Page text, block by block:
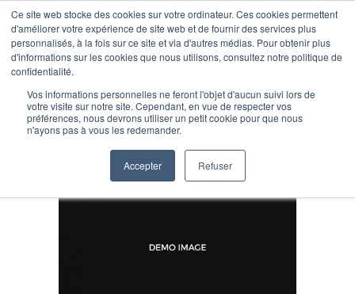
Ce site web stocke des cookies sur votre ordinateur. Ces cookies permettent
d'améliorer votre expérience de site web et de fournir des services plus
personnalisés, à la fois sur ce site et via d'autres médias. Pour obtenir plus
d'informations sur les cookies que nous utilisons, consultez notre politique de
confidentialité.
Vos informations personnelles ne feront l'objet d'aucun suivi lors de
votre visite sur notre site. Cependant, en vue de respecter vos
préférences, nous devrons utiliser un petit cookie pour que nous
n'ayons pas à vous les redemander.
Accepter Refuser
Blog